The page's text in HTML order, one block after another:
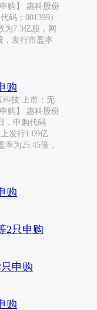
购】 惠科股份
码：001399）
为7.3亿股，网
，发行市盈率
购
科技 上市：无
购】 惠科股份
，申购代码
发行1.09亿
为25.45倍，
购
2只申购
申购
购